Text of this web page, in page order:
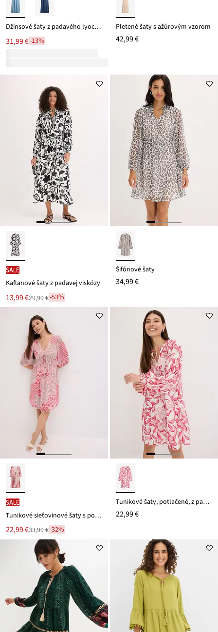
Džínsové šaty z padavého lyocellu
31,99 €-13%
Pletené šaty s ažúrovým vzorom
42,99 €
SALE
Kaftanové šaty z padavej viskózy
Nová
cena
13,99 €
Zľava 29,99 €-53%
Šifónové šaty
34,99 €
SALE
Tunikové sieťovinové šaty s potlačou
Nová
cena
22,99 €
Zľava 33,99 €-32%
Tunikové šaty, potlačené, z padavej viskózy
22,99 €